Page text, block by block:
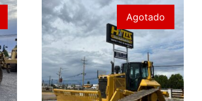
Agotado